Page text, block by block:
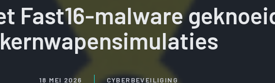
Fast16-malware
kernwapensimulaties
18 MEI 2026 CYBERBEVEILIGING